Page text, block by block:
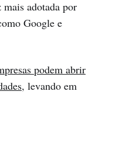
adotada por
Google e
podem abrir
, levando em